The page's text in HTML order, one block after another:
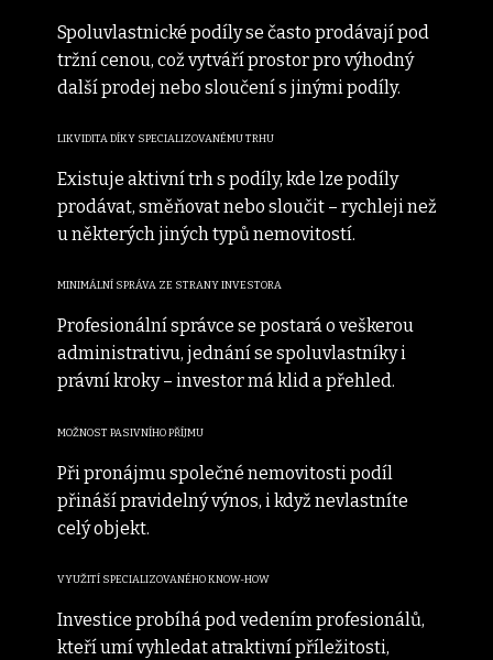
Spoluvlastnické podíly se často prodávají pod
tržní cenou, což vytváří prostor pro výhodný
další prodej nebo sloučení s jinými podíly.
LIKVIDITA DÍKY SPECIALIZOVANÉMU TRHU
Existuje aktivní trh s podíly, kde lze podíly
prodávat, směňovat nebo sloučit – rychleji než
u některých jiných typů nemovitostí.
MINIMÁLNÍ SPRÁVA ZE STRANY INVESTORA
Profesionální správce se postará o veškerou
administrativu, jednání se spoluvlastníky i
právní kroky – investor má klid a přehled.
MOŽNOST PASIVNÍHO PŘÍJMU
Při pronájmu společné nemovitosti podíl
přináší pravidelný výnos, i když nevlastníte
celý objekt.
VYUŽITÍ SPECIALIZOVANÉHO KNOW-HOW
Investice probíhá pod vedením profesionálů,
kteří umí vyhledat atraktivní příležitosti,